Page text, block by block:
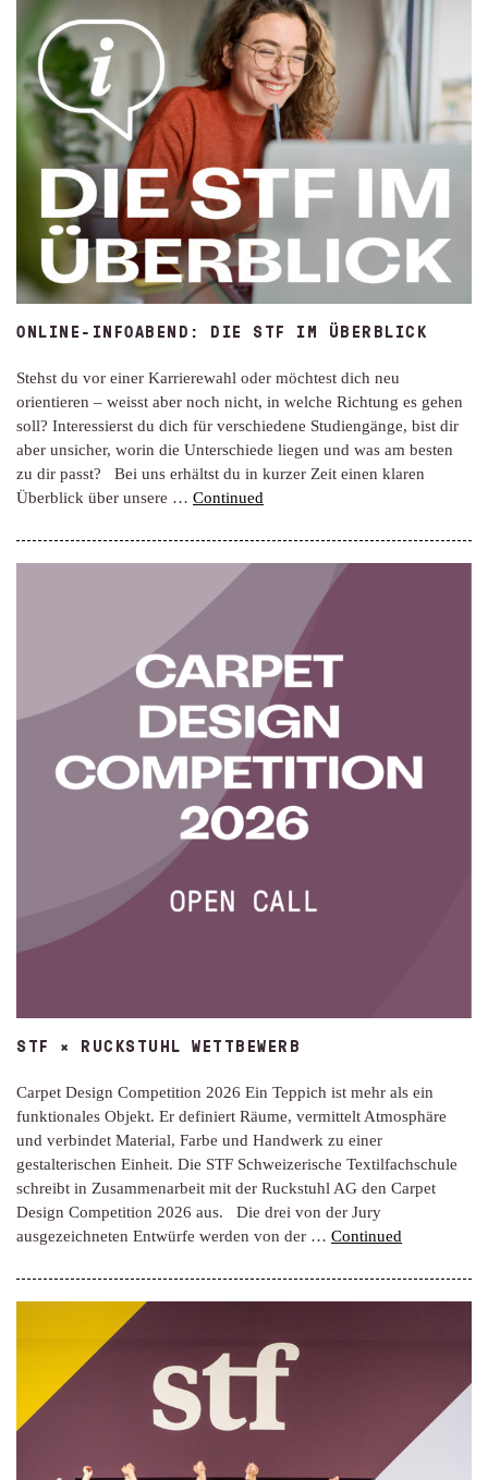
ONLINE-INFOABEND: DIE STF IM ÜBERBLICK
Stehst du vor einer Karrierewahl oder möchtest dich neu
orientieren – weisst aber noch nicht, in welche Richtung es gehen
soll? Interessierst du dich für verschiedene Studiengänge, bist dir
aber unsicher, worin die Unterschiede liegen und was am besten
zu dir passt? Bei uns erhältst du in kurzer Zeit einen klaren
Überblick über unsere … Continued
STF × RUCKSTUHL WETTBEWERB
Carpet Design Competition 2026 Ein Teppich ist mehr als ein
funktionales Objekt. Er definiert Räume, vermittelt Atmosphäre
und verbindet Material, Farbe und Handwerk zu einer
gestalterischen Einheit. Die STF Schweizerische Textilfachschule
schreibt in Zusammenarbeit mit der Ruckstuhl AG den Carpet
Design Competition 2026 aus. Die drei von der Jury
ausgezeichneten Entwürfe werden von der … Continued